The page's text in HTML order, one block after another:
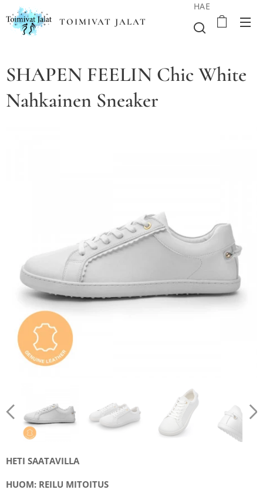
TOIMIVAT JALAT
HAE
SHAPEN FEELIN Chic White
Nahkainen Sneaker
HETI SAATAVILLA
HUOM: REILU MITOITUS